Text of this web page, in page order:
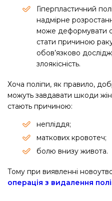
Гіперпластичний
надмірне
може деформувати
стати причиною
обов’язково
злоякісність.
Хоча поліпи, як правило,
можуть завдавати шкоди
стають причиною:
непліддя;
маткових кровотеч;
болю внизу живота.
Тому при виявленні
операція з видалення